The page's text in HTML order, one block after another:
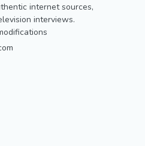
internet sources,
interviews.